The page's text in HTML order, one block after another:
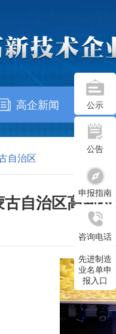
高企新闻 公示
公告
申报指南
咨询电话
先进制造
业名单申
报入口
自治区
古自治区高新
发布时